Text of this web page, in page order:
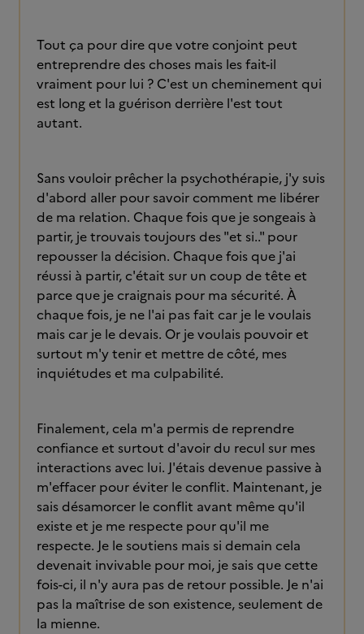
Tout ça pour dire que votre conjoint peut
entreprendre des choses mais les fait-il
vraiment pour lui ? C'est un cheminement qui
est long et la guérison derrière l'est tout
autant.
Sans vouloir prêcher la psychothérapie, j'y suis
d'abord aller pour savoir comment me libérer
de ma relation. Chaque fois que je songeais à
partir, je trouvais toujours des "et si.." pour
repousser la décision. Chaque fois que j'ai
réussi à partir, c'était sur un coup de tête et
parce que je craignais pour ma sécurité. À
chaque fois, je ne l'ai pas fait car je le voulais
mais car je le devais. Or je voulais pouvoir et
surtout m'y tenir et mettre de côté, mes
inquiétudes et ma culpabilité.
Finalement, cela m'a permis de reprendre
confiance et surtout d'avoir du recul sur mes
interactions avec lui. J'étais devenue passive à
m'effacer pour éviter le conflit. Maintenant, je
sais désamorcer le conflit avant même qu'il
existe et je me respecte pour qu'il me
respecte. Je le soutiens mais si demain cela
devenait invivable pour moi, je sais que cette
fois-ci, il n'y aura pas de retour possible. Je n'ai
pas la maîtrise de son existence, seulement de
la mienne.